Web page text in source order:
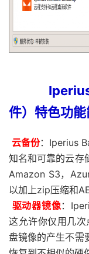
件）特色功能
云备份：Iperius
知名和可靠的云存
Amazon S3，
以加上zip压缩和
驱动器镜像：
这允许你仅用几
盘镜像的产生不需